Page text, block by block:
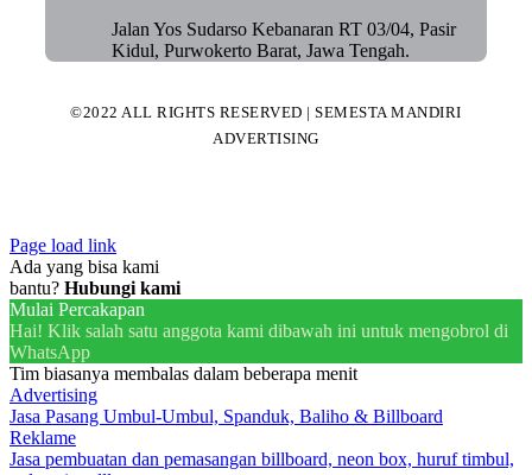
Jalan Yos Sudarso Kebanaran RT 03/04, Pasir
Kidul, Purwokerto Barat, Jawa Tengah.
©2022 ALL RIGHTS RESERVED | SEMESTA MANDIRI
ADVERTISING
Page load link
Ada yang bisa kami
bantu? Hubungi kami
Mulai Percakapan
Hai! Klik salah satu anggota kami dibawah ini untuk mengobrol di
WhatsApp
Tim biasanya membalas dalam beberapa menit
Advertising
Jasa Pasang Umbul-Umbul, Spanduk, Baliho & Billboard
Reklame
Jasa pembuatan dan pemasangan billboard, neon box, huruf timbul,